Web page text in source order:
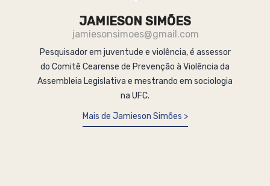
JAMIESON SIMÕES
jamiesonsimoes@gmail.com
Pesquisador em juventude e violência, é assessor
do Comitê Cearense de Prevenção à Violência da
Assembleia Legislativa e mestrando em sociologia
na UFC.
Mais de Jamieson Simões